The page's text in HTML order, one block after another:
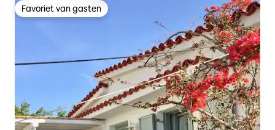
Favoriet van gasten
Favoriet van gasten